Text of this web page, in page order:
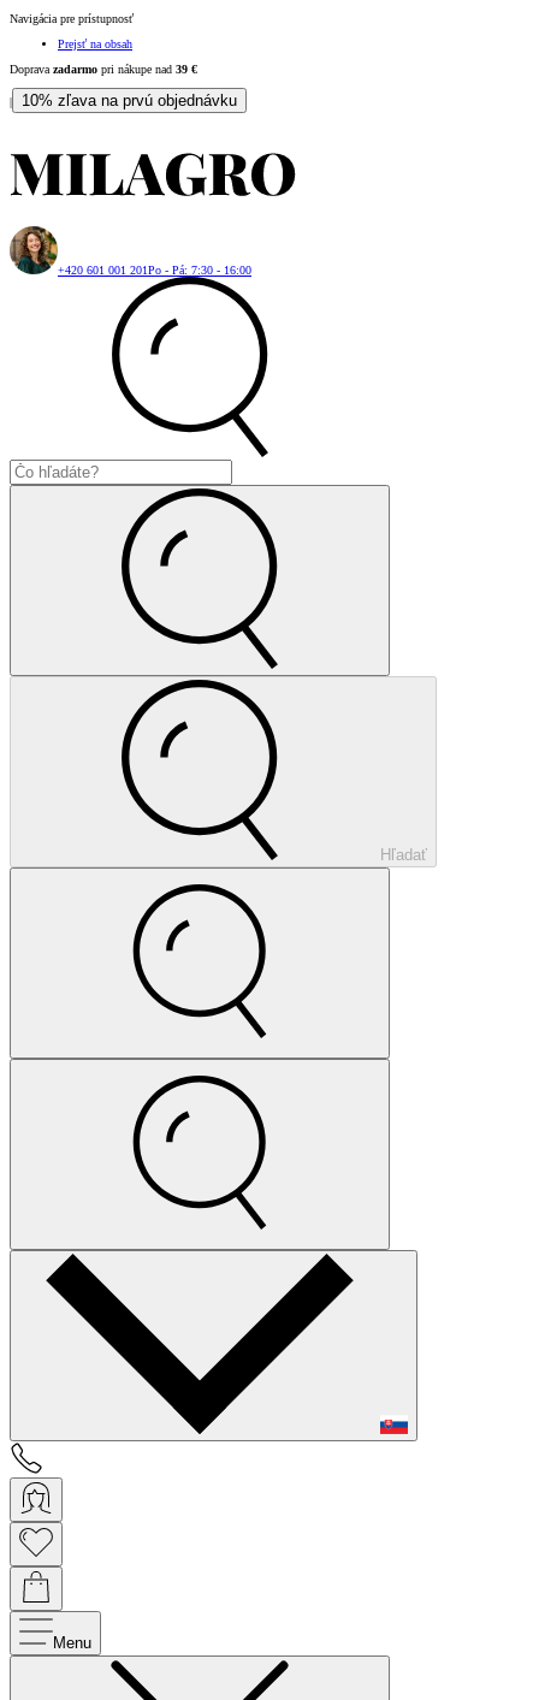
Navigácia pre prístupnosť
Prejsť na obsah
Doprava zadarmo pri nákupe nad 39 €
| 10% zľava na prvú objednávku
+420 601 001 201Po - Pá: 7:30 - 16:00
Hľadať
Menu